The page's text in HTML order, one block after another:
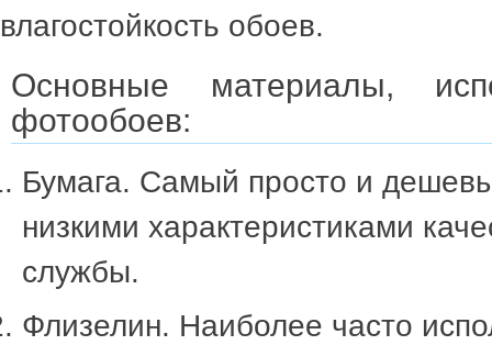
влагостойкость обоев.
Основные материалы,
фотообоев:
Бумага. Самый просто и
низкими характеристиками
службы.
Флизелин. Наиболее часто